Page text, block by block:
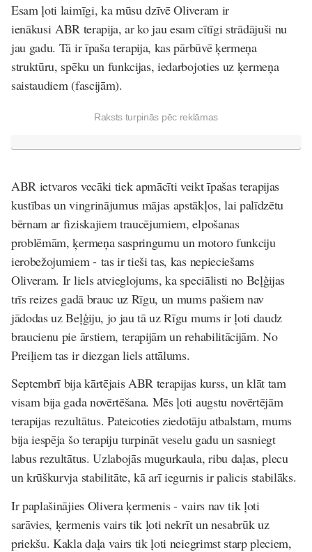
Esam ļoti laimīgi, ka mūsu dzīvē Oliveram ir
ienākusi ABR terapija, ar ko jau esam cītīgi strādājuši nu
jau gadu. Tā ir īpaša terapija, kas pārbūvē ķermeņa
struktūru, spēku un funkcijas, iedarbojoties uz ķermeņa
saistaudiem (fascijām).
Raksts turpinās pēc reklāmas
ABR ietvaros vecāki tiek apmācīti veikt īpašas terapijas
kustības un vingrinājumus mājas apstākļos, lai palīdzētu
bērnam ar fiziskajiem traucējumiem, elpošanas
problēmām, ķermeņa saspringumu un motoro funkciju
ierobežojumiem - tas ir tieši tas, kas nepieciešams
Oliveram. Ir liels atvieglojums, ka speciālisti no Beļģijas
trīs reizes gadā brauc uz Rīgu, un mums pašiem nav
jādodas uz Beļģiju, jo jau tā uz Rīgu mums ir ļoti daudz
braucienu pie ārstiem, terapijām un rehabilitācijām. No
Preiļiem tas ir diezgan liels attālums.
Septembrī bija kārtējais ABR terapijas kurss, un klāt tam
visam bija gada novērtēšana. Mēs ļoti augstu novērtējām
terapijas rezultātus. Pateicoties ziedotāju atbalstam, mums
bija iespēja šo terapiju turpināt veselu gadu un sasniegt
labus rezultātus. Uzlabojās mugurkaula, ribu daļas, plecu
un krūškurvja stabilitāte, kā arī iegurnis ir palicis stabilāks.
Ir paplašinājies Olivera ķermenis - vairs nav tik ļoti
sarāvies, ķermenis vairs tik ļoti nekrīt un nesabrūk uz
priekšu. Kakla daļa vairs tik ļoti neiegrimst starp pleciem,